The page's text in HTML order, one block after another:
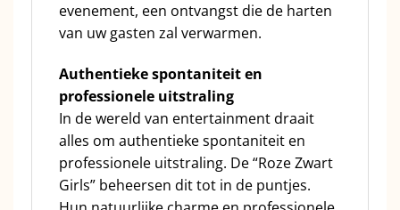
evenement, een ontvangst die de harten
van uw gasten zal verwarmen.
Authentieke spontaniteit en
professionele uitstraling
In de wereld van entertainment draait
alles om authentieke spontaniteit en
professionele uitstraling. De “Roze Zwart
Girls” beheersen dit tot in de puntjes.